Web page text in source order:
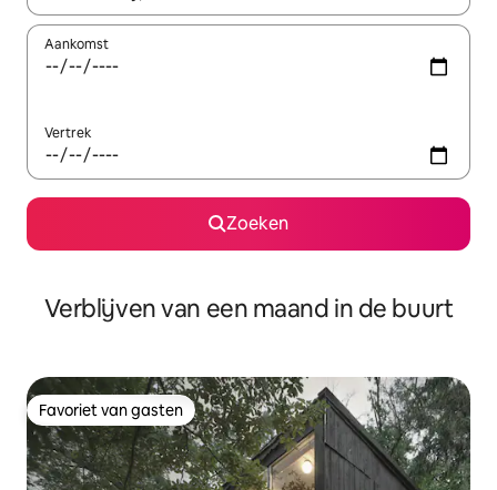
Aankomst
Vertrek
Zoeken
Verblijven van een maand in de buurt
Favoriet van gasten
Favoriet van gasten